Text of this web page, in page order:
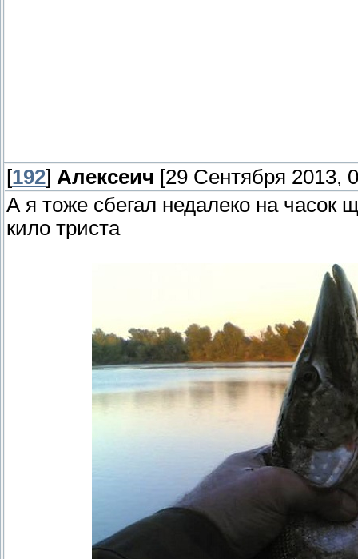
[192] Алексеич [29 Сентября 2013,
А я тоже сбегал недалеко на часок
кило триста